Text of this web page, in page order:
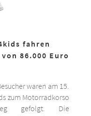
fahren
86.000 Euro
waren am 15.
zum Motorradkorso
gefolgt. Die